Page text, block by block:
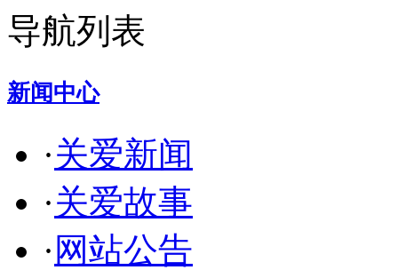
导航列表
新闻中心
·关爱新闻
·关爱故事
· 网站公告